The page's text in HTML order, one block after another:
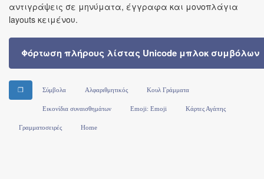
αντιγράψεις σε μηνύματα, έγγραφα και μονοπλάγια
layouts κειμένου.
Φόρτωση πλήρους λίστας Unicode μπλοκ συμβόλων
❒ Σύμβολα Αλφαριθμητικός Κουλ Γράμματα
Εικονίδια συναισθημάτων Emoji: Emoji Κάρτες Αγάπης
Γραμματοσειρές Home